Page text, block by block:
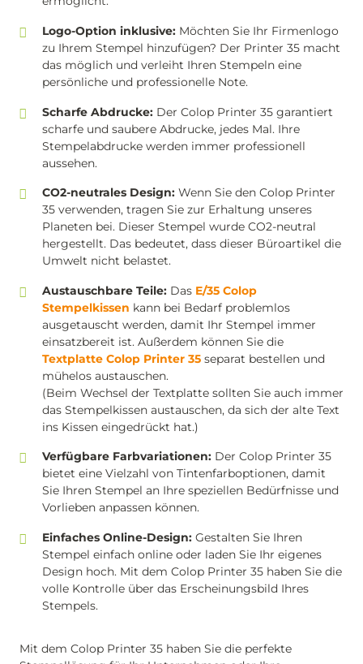
Logo-Option inklusive: Möchten Sie Ihr Firmenlogo
zu Ihrem Stempel hinzufügen? Der Printer 35 macht
das möglich und verleiht Ihren Stempeln eine
persönliche und professionelle Note.
Scharfe Abdrucke: Der Colop Printer 35 garantiert
scharfe und saubere Abdrucke, jedes Mal. Ihre
Stempelabdrucke werden immer professionell
aussehen.
CO2-neutrales Design: Wenn Sie den Colop Printer
35 verwenden, tragen Sie zur Erhaltung unseres
Planeten bei. Dieser Stempel wurde CO2-neutral
hergestellt. Das bedeutet, dass dieser Büroartikel die
Umwelt nicht belastet.
Austauschbare Teile: Das E/35 Colop
Stempelkissen kann bei Bedarf problemlos
ausgetauscht werden, damit Ihr Stempel immer
einsatzbereit ist. Außerdem können Sie die
Textplatte Colop Printer 35 separat bestellen und
mühelos austauschen.
(Beim Wechsel der Textplatte sollten Sie auch immer
das Stempelkissen austauschen, da sich der alte Text
ins Kissen eingedrückt hat.)
Verfügbare Farbvariationen: Der Colop Printer 35
bietet eine Vielzahl von Tintenfarboptionen, damit
Sie Ihren Stempel an Ihre speziellen Bedürfnisse und
Vorlieben anpassen können.
Einfaches Online-Design: Gestalten Sie Ihren
Stempel einfach online oder laden Sie Ihr eigenes
Design hoch. Mit dem Colop Printer 35 haben Sie die
volle Kontrolle über das Erscheinungsbild Ihres
Stempels.
Mit dem Colop Printer 35 haben Sie die perfekte